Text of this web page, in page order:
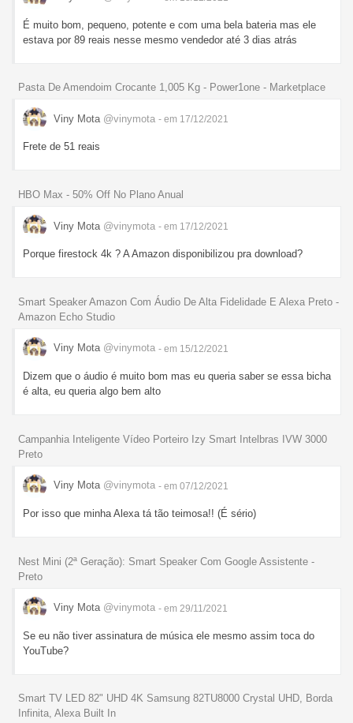
É muito bom, pequeno, potente e com uma bela bateria mas ele
estava por 89 reais nesse mesmo vendedor até 3 dias atrás
Pasta De Amendoim Crocante 1,005 Kg - Power1one - Marketplace
Viny Mota @vinymota - em 17/12/2021
Frete de 51 reais
HBO Max - 50% Off No Plano Anual
Viny Mota @vinymota - em 17/12/2021
Porque firestock 4k ? A Amazon disponibilizou pra download?
Smart Speaker Amazon Com Áudio De Alta Fidelidade E Alexa Preto -
Amazon Echo Studio
Viny Mota @vinymota - em 15/12/2021
Dizem que o áudio é muito bom mas eu queria saber se essa bicha
é alta, eu queria algo bem alto
Campanhia Inteligente Vídeo Porteiro Izy Smart Intelbras IVW 3000
Preto
Viny Mota @vinymota - em 07/12/2021
Por isso que minha Alexa tá tão teimosa!! (É sério)
Nest Mini (2ª Geração): Smart Speaker Com Google Assistente -
Preto
Viny Mota @vinymota - em 29/11/2021
Se eu não tiver assinatura de música ele mesmo assim toca do
YouTube?
Smart TV LED 82" UHD 4K Samsung 82TU8000 Crystal UHD, Borda
Infinita, Alexa Built In